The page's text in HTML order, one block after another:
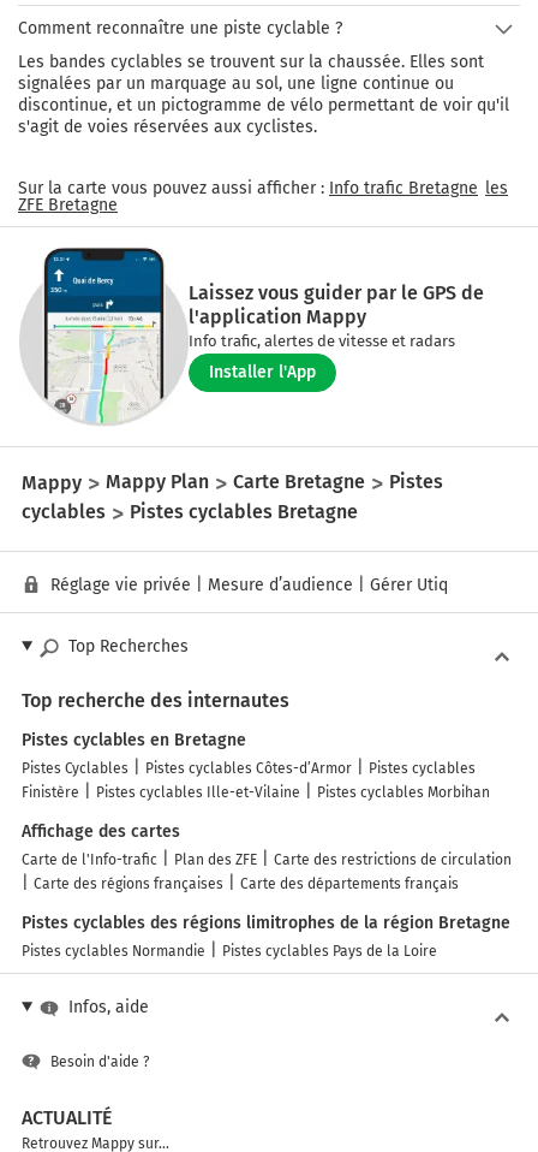
Comment reconnaître une piste cyclable ?
Les bandes cyclables se trouvent sur la chaussée. Elles sont
signalées par un marquage au sol, une ligne continue ou
discontinue, et un pictogramme de vélo permettant de voir qu'il
s'agit de voies réservées aux cyclistes.
Sur la carte vous pouvez aussi afficher : Info trafic Bretagne les
ZFE Bretagne
Laissez vous guider par le GPS de
l'application Mappy
Info trafic, alertes de vitesse et radars
Installer l'App
Mappy Mappy Plan Carte Bretagne
Pistes
cyclables
Pistes cyclables Bretagne
Réglage vie privée Mesure d’audience Gérer Utiq
Top Recherches
Top recherche des internautes
Pistes cyclables en Bretagne
Pistes Cyclables Pistes cyclables Côtes-d’Armor
Pistes cyclables
Finistère
Pistes cyclables Ille-et-Vilaine Pistes cyclables Morbihan
Affichage des cartes
Carte de l'Info-trafic Plan des ZFE
Carte des restrictions de circulation
Carte des régions françaises
Carte des départements français
Pistes cyclables des régions limitrophes de la région Bretagne
Pistes cyclables Normandie Pistes cyclables Pays de la Loire
Infos, aide
Besoin d'aide ?
ACTUALITÉ
Retrouvez Mappy sur...